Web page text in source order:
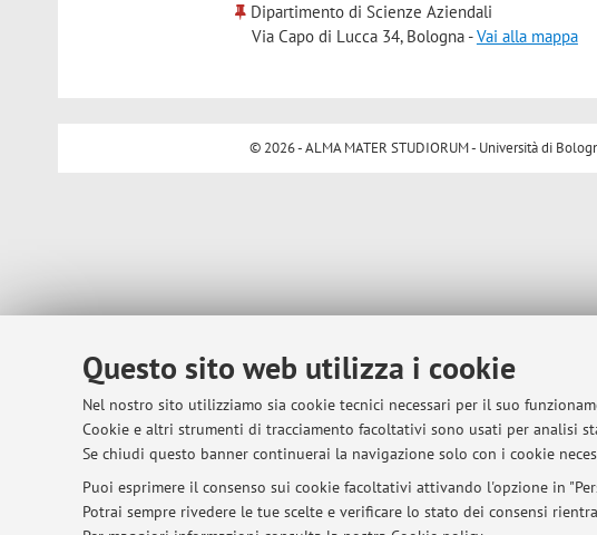
Questo sito web utilizza i cookie
Nel nostro sito utilizziamo sia cookie tecnici necessari per il suo
Cookie e altri strumenti di tracciamento facoltativi sono usati per analisi
Se chiudi questo banner continuerai la navigazione solo con i cookie
Puoi esprimere il consenso sui cookie facoltativi attivando l'opzione in
Potrai sempre rivedere le tue scelte e verificare lo stato dei consensi
Dipartimento di Scienze Aziendali
Via Capo di Lucca 34, Bologna -Vai alla mappa
© 2026 - ALMA MATER STUDIORUM - Università di